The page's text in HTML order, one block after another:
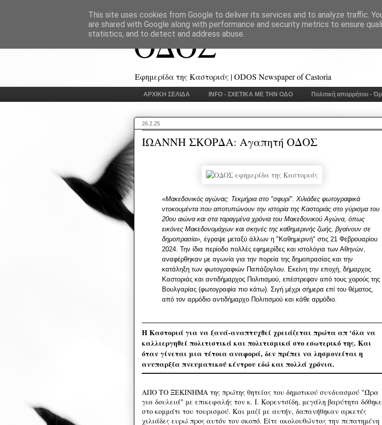
ΟΔΟΣ
Εφημερίδα της Καστοριάς | ODOS Newspaper of Castoria
ΑΡΧΙΚΗ ΣΕΛΙΔΑ INFO - ΣΧΕΤΙΚΑ ΜΕ ΤΗΝ ΟΔΟ Πολιτική απορρήτου -
26.2.25
ΙΩΑΝΝΗ ΣΚΟΡΔΑ: Αγαπητή ΟΔΟΣ
«Μακεδονικός αγώνας: Τεκμήρια στο "σφυρί". Χιλιάδες φωτογραφικά
ντοκουμέντα που αποτυπώνουν την ιστορία της Καστοριάς στο γύρισμα του
20ου αιώνα και στα ταραγμένα χρόνια του Μακεδονικού Αγώνα, όπως
εικόνες Μακεδονομάχων και σκηνές της καθημερινής ζωής, βγαίνουν σε
δημοπρασία», έγραψε μεταξύ άλλων η "Καθημερινή" στις 21 Φεβρουαρίου
2024. Την ίδια περίοδο πολλές εφημερίδες και ιστολόγια των Αθηνών,
αναφέρθηκαν με αγωνία για την πορεία της δημοπρασίας και την
κατάληξη των φωτογραφιών Παπάζογλου. Εκείνη την εποχή, δήμαρχος
Καστοριάς και αντιδήμαρχος Πολιτισμού, επέστρεφαν από τους χορούς της
Βουλγαρίας (φωτογραφία πιο κάτω). Σιγή μέχρι σήμερα επί του θέματος,
από τον αρμόδιο αντιδήμαρχο Πολιτισμού και κάθε αρμόδιο.
Η Καστοριά για να ξανά-αναπτυχθεί χρειάζεται πρώτα απ ‘όλα να
καλλιεργηθεί πολιτιστικά και πολιτισμικά στο εσωτερικό της. Και
όταν γίνεται μια τέτοια αναφορά, δεν πρέπει να λησμονείται η
ανυπαρξία πνευματικού κέντρου εδώ και πολλά χρόνια.
ΑΠΟ ΤΟ ΞΕΚΙΝΗΜΑ της πρώτης θητείας του δημοτικού συνδυασμού "Ώρα
για δουλειά" με επικεφαλής τον κ. Ι. Κορεντσίδη, μεγάλη βαρύτητα δόθηκε
στο κομμάτι του τουρισμού. Και μαζί με αυτήν, δαπανήθηκαν αρκετές
χιλιάδες ευρώ προς αυτόν τον σκοπό. Είτε ακολουθώντας την πεπατημένη
This site uses cookies from Google to deliver its services and to analyze traffic.
are shared with Google along with performance and security metrics to ensure
statistics, and to detect and address abuse.